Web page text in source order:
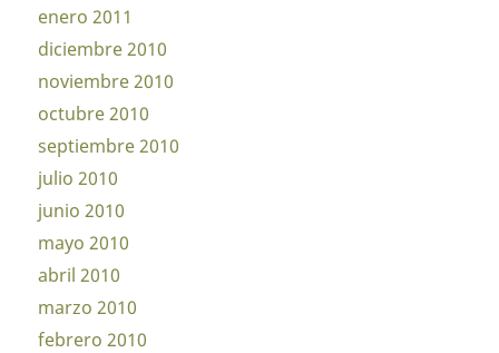
enero 2011
diciembre 2010
noviembre 2010
octubre 2010
septiembre 2010
julio 2010
junio 2010
mayo 2010
abril 2010
marzo 2010
febrero 2010